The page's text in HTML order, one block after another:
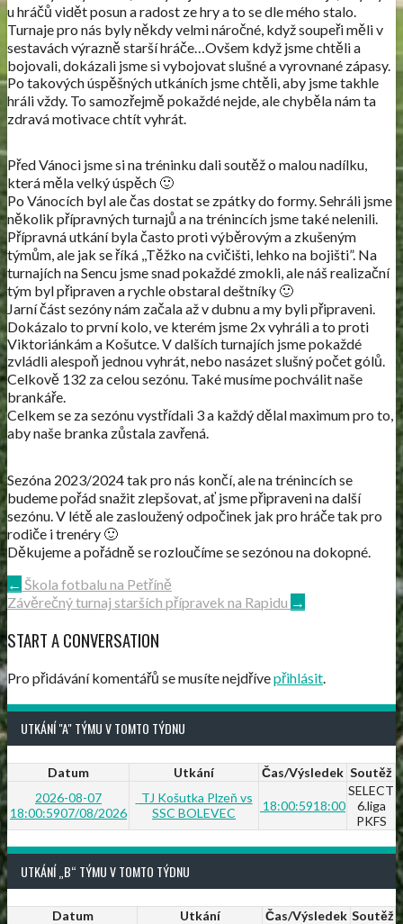
u hráčů vidět posun a radost ze hry a to se dle mého stalo.
Turnaje pro nás byly někdy velmi náročné, když soupeři měli v
sestavách výrazně starší hráče…Ovšem když jsme chtěli a
bojovali, dokázali jsme si vybojovat slušné a vyrovnané zápasy.
Po takových úspěšných utkáních jsme chtěli, aby jsme takhle
hráli vždy. To samozřejmě pokaždé nejde, ale chyběla nám ta
zdravá motivace chtít vyhrát.
Před Vánoci jsme si na tréninku dali soutěž o malou nadílku,
která měla velký úspěch 🙂
Po Vánocích byl ale čas dostat se zpátky do formy. Sehráli jsme
několik přípravných turnajů a na trénincích jsme také nelenili.
Přípravná utkání byla často proti výběrovým a zkušeným
týmům, ale jak se říká ,,Těžko na cvičišti, lehko na bojišti”. Na
turnajích na Sencu jsme snad pokaždé zmokli, ale náš realizační
tým byl připraven a rychle obstaral deštníky 🙂
Jarní část sezóny nám začala až v dubnu a my byli připraveni.
Dokázalo to první kolo, ve kterém jsme 2x vyhráli a to proti
Viktoriánkám a Košutce. V dalších turnajích jsme pokaždé
zvládli alespoň jednou vyhrát, nebo nasázet slušný počet gólů.
Celkově 132 za celou sezónu. Také musíme pochválit naše
brankáře.
Celkem se za sezónu vystřídali 3 a každý dělal maximum pro to,
aby naše branka zůstala zavřená.
Sezóna 2023/2024 tak pro nás končí, ale na trénincích se
budeme pořád snažit zlepšovat, ať jsme připraveni na další
sezónu. V létě ale zasloužený odpočinek jak pro hráče tak pro
rodiče i trenéry 🙂
Děkujeme a pořádně se rozloučíme se sezónou na dokopné.
POST
NAVIGATION
← Škola fotbalu na Petříně
Závěrečný turnaj starších přípravek na Rapidu →
START A CONVERSATION
Pro přidávání komentářů se musíte nejdřívepřihlásit.
UTKÁNÍ "A" TÝMU V TOMTO TÝDNU
Datum Utkání Čas/Výsledek Soutěž
2026-08-07
18:00:5907/08/2026
TJ Košutka Plzeň vs
SSC BOLEVEC
18:00:5918:00
SELECT
6.liga
PKFS
UTKÁNÍ „B“ TÝMU V TOMTO TÝDNU
Datum Utkání Čas/Výsledek Soutěž